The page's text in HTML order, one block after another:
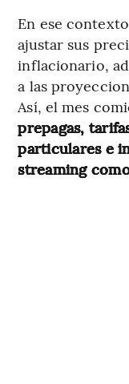
En ese
ajustar sus
inflacionario,
a las
Así, el mes
prepagas,
particulares e
streaming